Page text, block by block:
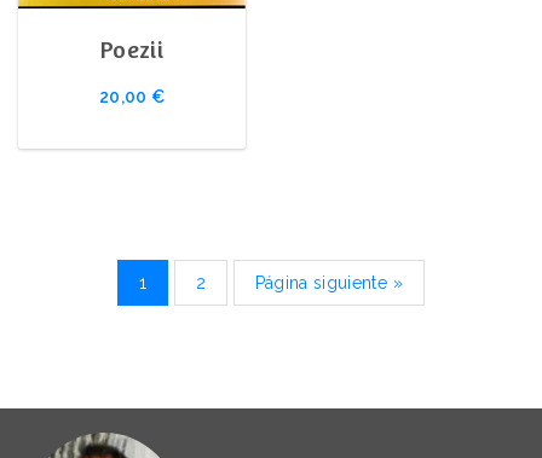
Poezii
20,00 €
1 2 Página siguiente »